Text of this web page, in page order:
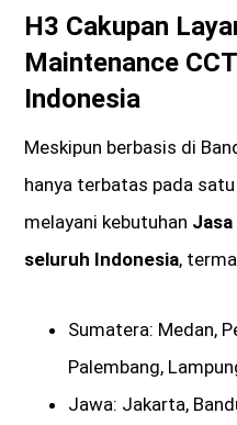
H3 Cakupan
Maintenance
Indonesia
Meskipun berbasis di
hanya terbatas pada
melayani kebutuhan
seluruh Indonesia,
Sumatera: Medan,
Palembang,
Jawa: Jakarta,